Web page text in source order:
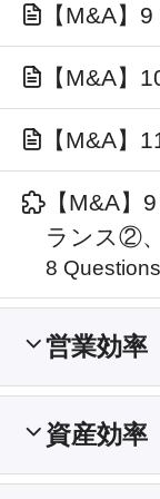
【M&A】
【M&A】
【M&A】
【M&A
ランス②
8 Questions
営業効率
資産効率